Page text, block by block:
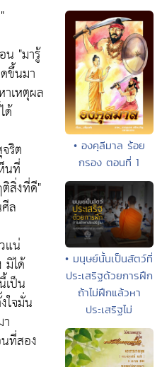
น "มารู้
ขึ้นมา
เหตุผล
ด้
ริต
นที่
สิ่งที่ดี"
ล
แน่
มิได้
เป็น
ใจมั่น
ที่สอง
• องคุลีมาล ร้อย
กรอง ตอนที่ 1
• มนุษย์นั้นเป็นสัตว์ที่
ประเสริฐด้วยการฝึก
ถ้าไม่ฝึกแล้วหา
ประเสริฐไม่